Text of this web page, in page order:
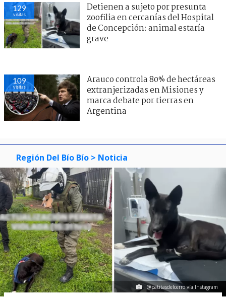
129
visitas
Detienen a sujeto por presunta
zoofilia en cercanías del Hospital
de Concepción: animal estaría
grave
109
visitas
Arauco controla 80% de hectáreas
extranjerizadas en Misiones y
marca debate por tierras en
Argentina
Región Del Bío Bío > Noticia
@patitasdelcerro vía Instagram